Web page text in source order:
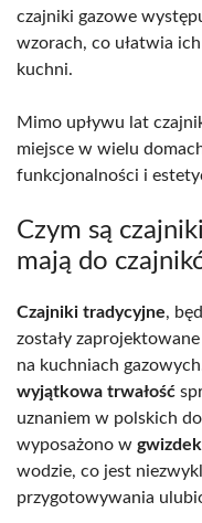
czajniki gazowe
wzorach, co ułatwia
kuchni.
Mimo upływu lat
miejsce w wielu
funkcjonalności i
Czym są
mają do
Czajniki tradycyjne,
zostały
na kuchniach
wyjątkowa trwałość
uznaniem w polskich
wyposażono w gwizdek
wodzie, co jest
przygotowywania